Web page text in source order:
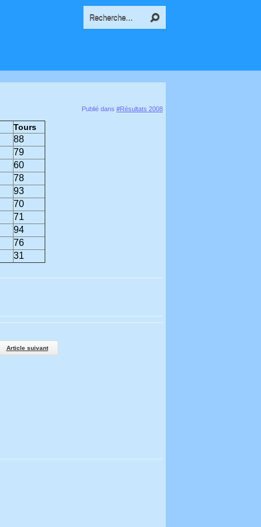
Publié dans #Résultats 2008
Tours
88
79
60
78
93
70
71
94
76
31
Article suivant